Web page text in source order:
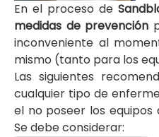
En el proceso de
medidas de prevención
inconveniente al
mismo (tanto para los
Las siguientes
cualquier tipo de
el no poseer los
Se debe considerar: